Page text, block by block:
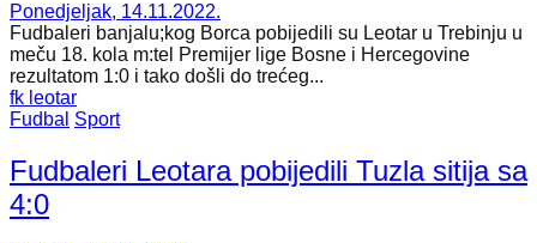
Ponedjeljak, 14.11.2022.
Fudbaleri banjalu;kog Borca pobijedili su Leotar u Trebinju u
meču 18. kola m:tel Premijer lige Bosne i Hercegovine
rezultatom 1:0 i tako došli do trećeg...
fk leotar
Fudbal Sport
Fudbaleri Leotara pobijedili Tuzla sitija sa
4:0